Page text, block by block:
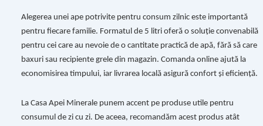
Alegerea unei ape potrivite pentru consum zilnic este importantă
pentru fiecare familie. Formatul de 5 litri oferă o soluție convenabilă
pentru cei care au nevoie de o cantitate practică de apă, fără să care
baxuri sau recipiente grele din magazin. Comanda online ajută la
economisirea timpului, iar livrarea locală asigură confort și eficiență.
La Casa Apei Minerale punem accent pe produse utile pentru
consumul de zi cu zi. De aceea, recomandăm acest produs atât